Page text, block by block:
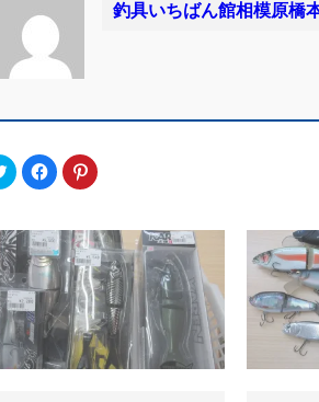
釣具いちばん館相模原橋
ク
リ
て
Twitter
で
共
有
(新
し
い
ウ
ィ
ン
Facebook
で
る
に
は
ク
リ
ッ
ク
し
て
く
だ
ク
リ
て
Pinterest
で
共
有
(新
し
い
ウ
ィ
ン